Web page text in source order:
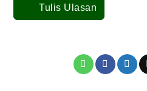
Tulis Ulasan